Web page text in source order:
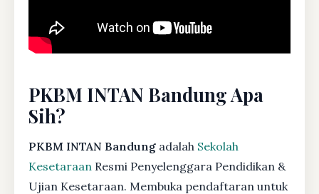
PKBM INTAN Bandung Apa
Sih?
PKBM INTAN Bandung adalah Sekolah
Kesetaraan Resmi Penyelenggara Pendidikan &
Ujian Kesetaraan. Membuka pendaftaran untuk